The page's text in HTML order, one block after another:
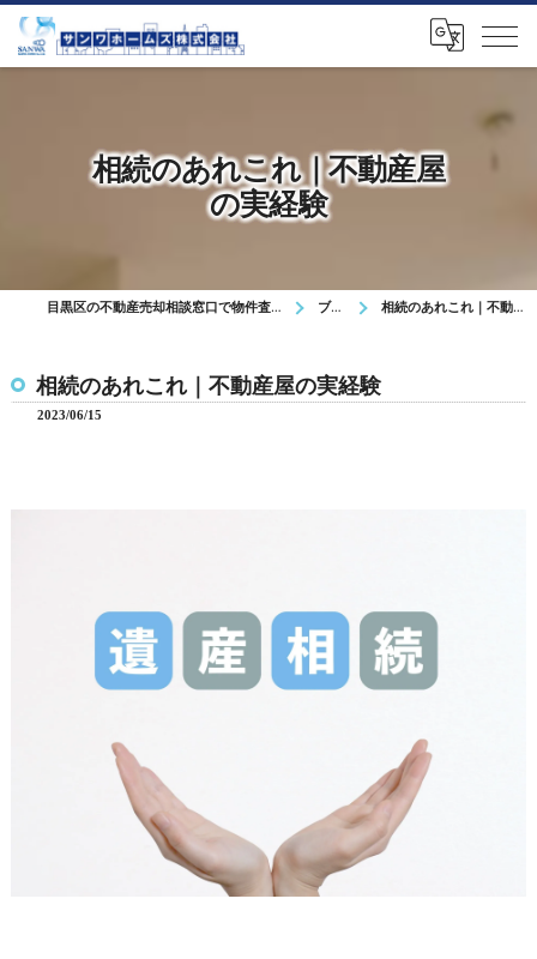
相続のあれこれ｜不動産屋
の実経験
目黒区の不動産売却相談窓口で物件査定や無料相談を対応 ブログ 相続のあれこれ｜不動産屋の実経験
相続のあれこれ｜不動産屋の実経験
2023/06/15